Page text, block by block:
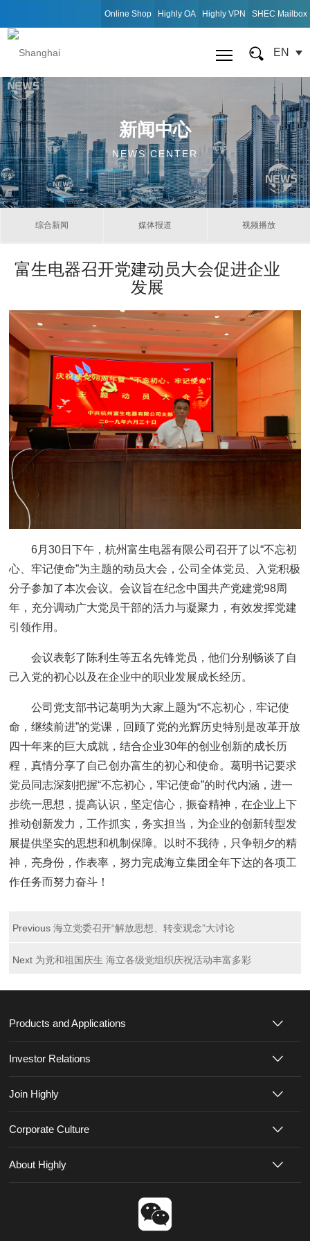
Online Shop Highly OA Highly VPN SHEC Mailbox
EN
新闻中心
NEWS CENTER
综合新闻 媒体报道 视频播放
富生电器召开党建动员大会促进企业
发展
6月30日下午，杭州富生电器有限公司召开了以“不忘初
心、牢记使命”为主题的动员大会，公司全体党员、入党积极
分子参加了本次会议。会议旨在纪念中国共产党建党98周
年，充分调动广大党员干部的活力与凝聚力，有效发挥党建
引领作用。
会议表彰了陈利生等五名先锋党员，他们分别畅谈了自
己入党的初心以及在企业中的职业发展成长经历。
公司党支部书记葛明为大家上题为“不忘初心，牢记使
命，继续前进”的党课，回顾了党的光辉历史特别是改革开放
四十年来的巨大成就，结合企业30年的创业创新的成长历
程，真情分享了自己创办富生的初心和使命。葛明书记要求
党员同志深刻把握“不忘初心，牢记使命”的时代内涵，进一
步统一思想，提高认识，坚定信心，振奋精神，在企业上下
推动创新发力，工作抓实，务实担当，为企业的创新转型发
展提供坚实的思想和机制保障。以时不我待，只争朝夕的精
神，亮身份，作表率，努力完成海立集团全年下达的各项工
作任务而努力奋斗！
Previous 海立党委召开“解放思想、转变观念”大讨论
Next 为党和祖国庆生 海立各级党组织庆祝活动丰富多彩
Products and Applications
Investor Relations
Join Highly
Corporate Culture
About Highly